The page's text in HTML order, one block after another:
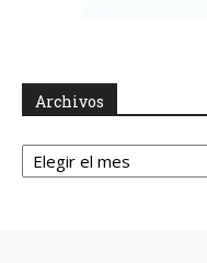
Archivos
Archivos